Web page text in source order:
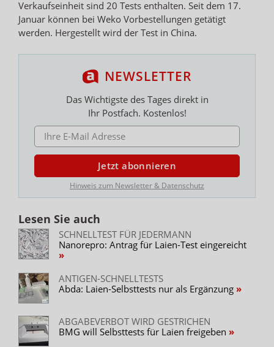
Verkaufseinheit sind 20 Tests enthalten. Seit dem 17.
Januar können bei Weko Vorbestellungen getätigt
werden. Hergestellt wird der Test in China.
NEWSLETTER
Das Wichtigste des Tages direkt in
Ihr Postfach. Kostenlos!
E-MAIL ADRESSE
Jetzt abonnieren
Hinweis zum Newsletter & Datenschutz
Lesen Sie auch
SCHNELLTEST FÜR JEDERMANN
Nanorepro: Antrag für Laien-Test eingereicht
ANTIGEN-SCHNELLTESTS
Abda: Laien-Selbsttests nur als Ergänzung
ABGABEVERBOT WIRD GESTRICHEN
BMG will Selbsttests für Laien freigeben